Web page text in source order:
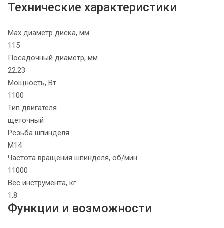
Технические характеристики
Max диаметр диска, мм
115
Посадочный диаметр, мм
22.23
Мощность, Вт
1100
Тип двигателя
щеточный
Резьба шпинделя
М14
Частота вращения шпинделя, об/мин
11000
Вес инструмента, кг
1.8
Функции и возможности